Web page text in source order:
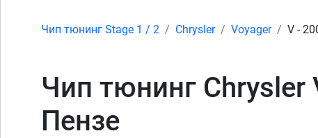
Чип тюнинг Stage 1 / 2 Chrysler Voyager V -
Чип тюнинг Chrysler
Пензе